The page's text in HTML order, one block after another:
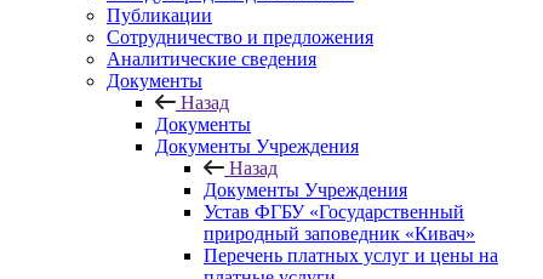
Публикации
Сотрудничество и предложения
Аналитические сведения
Документы
Назад
Документы
Документы Учреждения
Назад
Документы Учреждения
Устав ФГБУ «Государственный
природный заповедник «Кивач»
Перечень платных услуг и цены на